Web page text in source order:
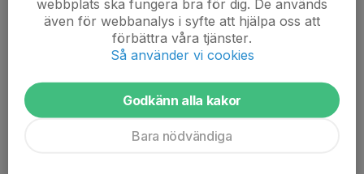
🎯 Vem kan vara med?
Ungdomar födda 2007–2009
Du som är i gymnasieålder och vill ha en rolig fritidsaktivitet
Inga förkunskaper krävs – bara nyfikenhet och vilja att
testa!
webbplats ska fungera bra för dig. De används
även för webbanalys i syfte att hjälpa oss att
förbättra våra tjänster.
Så använder vi cookies
Godkänn alla kakor
Bara nödvändiga